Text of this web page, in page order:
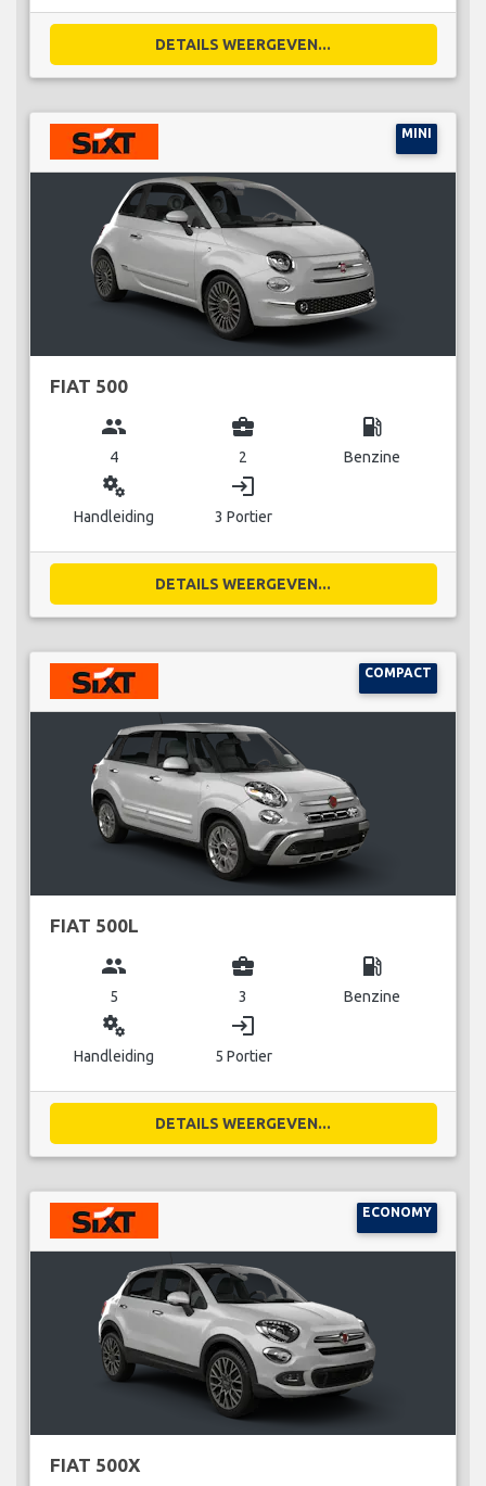
DETAILS WEERGEVEN...
MINI
FIAT 500
group
4
business_center
2
local_gas_station
Benzine
miscellaneous_services
Handleiding
login
3 Portier
DETAILS WEERGEVEN...
COMPACT
FIAT 500L
group
5
business_center
3
local_gas_station
Benzine
miscellaneous_services
Handleiding
login
5 Portier
DETAILS WEERGEVEN...
ECONOMY
FIAT 500X